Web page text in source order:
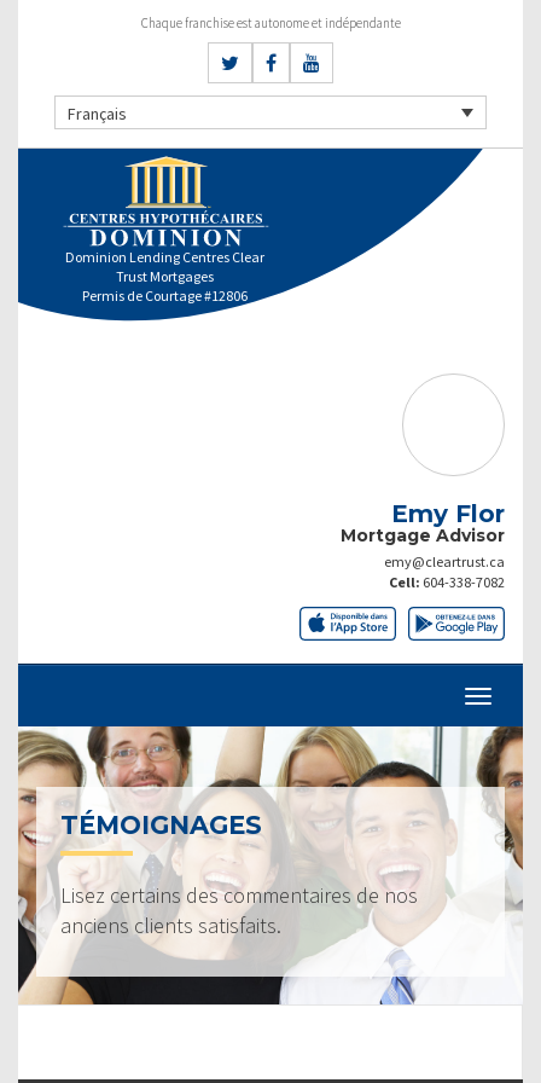
Chaque franchise est autonome et indépendante
Français
Dominion Lending Centres Clear
Trust Mortgages
Permis de Courtage #12806
Emy Flor
Mortgage Advisor
emy@cleartrust.ca
Cell: 604-338-7082
TÉMOIGNAGES
Lisez certains des commentaires de nos
anciens clients satisfaits.